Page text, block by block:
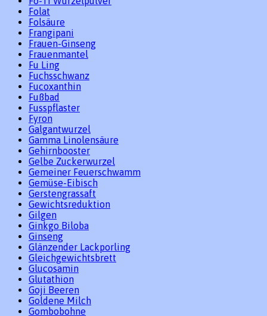
Folat
Folsäure
Frangipani
Frauen-Ginseng
Frauenmantel
Fu Ling
Fuchsschwanz
Fucoxanthin
Fußbad
Fusspflaster
Fyron
Galgantwurzel
Gamma Linolensäure
Gehirnbooster
Gelbe Zuckerwurzel
Gemeiner Feuerschwamm
Gemüse-Eibisch
Gerstengrassaft
Gewichtsreduktion
Gilgen
Ginkgo Biloba
Ginseng
Glänzender Lackporling
Gleichgewichtsbrett
Glucosamin
Glutathion
Goji Beeren
Goldene Milch
Gombobohne